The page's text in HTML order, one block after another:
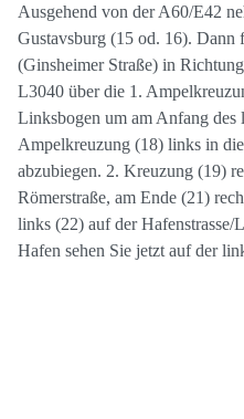
Ausgehend von der A60/E42
Gustavsburg (15 od. 16). Dann
(Ginsheimer Straße) in
L3040 über die 1.
Linksbogen um am Anfang des
Ampelkreuzung (18) links in
abzubiegen. 2. Kreuzung (19)
Römerstraße, am Ende (21)
links (22) auf der Hafenstrasse/
Hafen sehen Sie jetzt auf der